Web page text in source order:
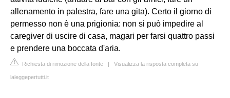
allenamento in palestra, fare una gita). Certo il giorno di
permesso non è una prigionia: non si può impedire al
caregiver di uscire di casa, magari per farsi quattro passi
e prendere una boccata d'aria.
Richiesta di rimozione della fonte | Visualizza la risposta completa su
laleggepertutti.it